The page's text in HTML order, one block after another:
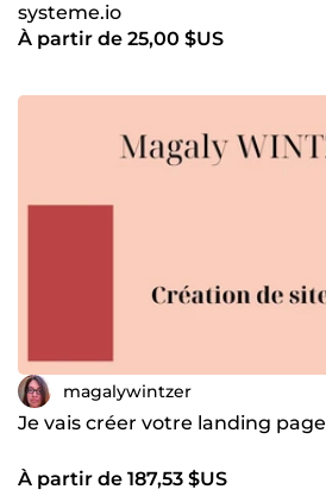
systeme.io
À partir de 25,00 $US
magalywintzer
Je vais créer votre landing page
À partir de 187,53 $US